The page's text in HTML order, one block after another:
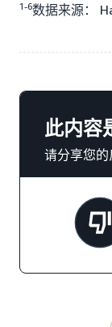
1-6数据来源：
此内容
请分享您的